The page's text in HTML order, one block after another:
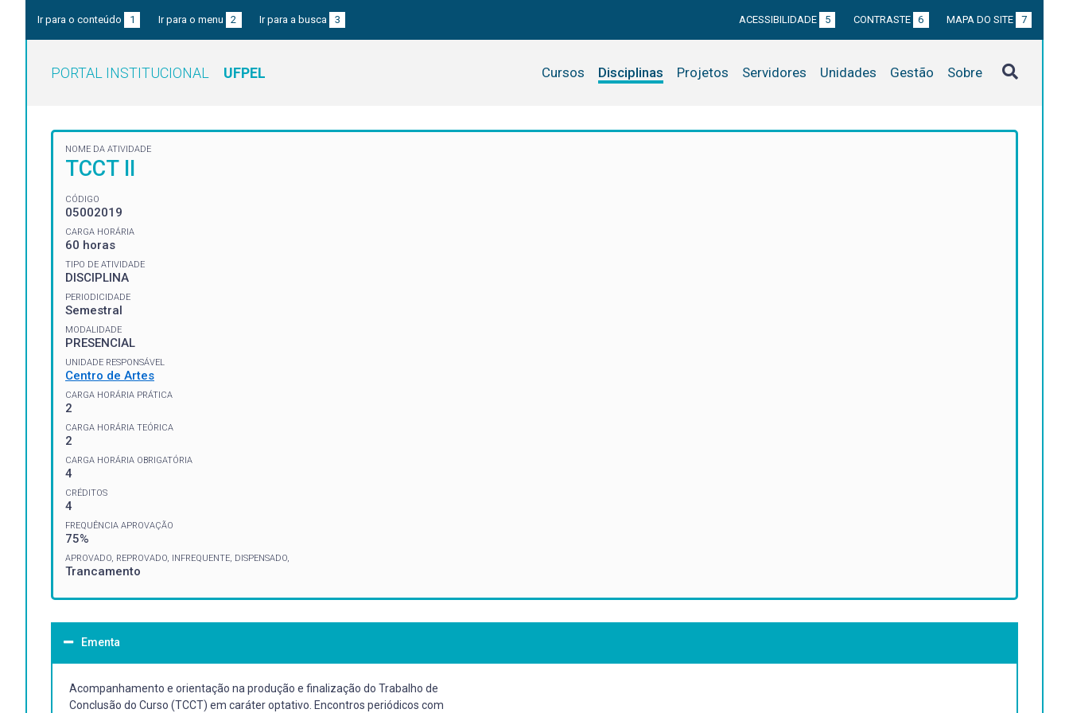
Ir para o conteúdo 1 Ir para o menu 2 Ir para a busca 3 ACESSIBILIDADE 5 CONTRASTE 6 MAPA DO SITE 7
PORTAL INSTITUCIONAL UFPEL Cursos Disciplinas Projetos Servidores Unidades Gestão Sobre
NOME DA ATIVIDADE
TCCT II
CÓDIGO
05002019
CARGA HORÁRIA
60 horas
TIPO DE ATIVIDADE
DISCIPLINA
PERIODICIDADE
Semestral
MODALIDADE
PRESENCIAL
UNIDADE RESPONSÁVEL
Centro de Artes
CARGA HORÁRIA PRÁTICA
2
CARGA HORÁRIA TEÓRICA
2
CARGA HORÁRIA OBRIGATÓRIA
4
CRÉDITOS
4
FREQUÊNCIA APROVAÇÃO
75%
APROVADO, REPROVADO, INFREQUENTE, DISPENSADO,
Trancamento
Ementa
Acompanhamento e orientação na produção e finalização do Trabalho de
Conclusão do Curso (TCCT) em caráter optativo. Encontros periódicos com